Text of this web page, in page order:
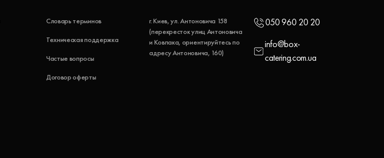
Словарь терминов
Техническая поддержка
Частые вопросы
Договор оферты
г. Киев, ул. Антоновича 158
(перекресток улиц Антоновича
и Ковпака, ориентируйтесь по
адресу Антоновича, 160)
050 960 20 20
info@box-
catering.com.ua